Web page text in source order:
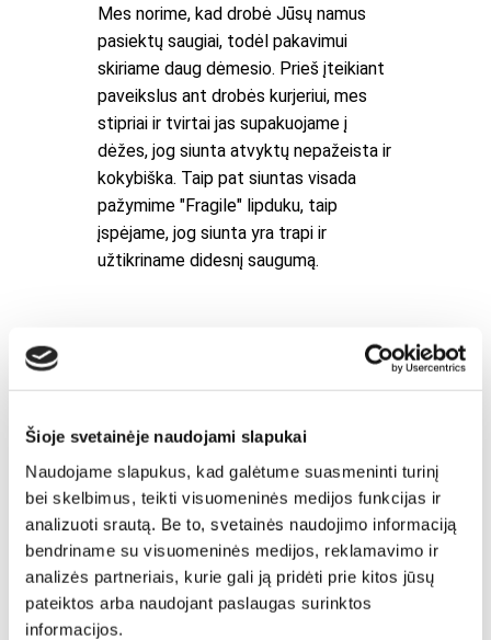
Šioje svetainėje naudojami slapukai
Naudojame slapukus, kad galėtume suasmeninti turinį
bei skelbimus, teikti visuomeninės medijos funkcijas ir
analizuoti srautą. Be to, svetainės naudojimo informaciją
bendriname su visuomeninės medijos, reklamavimo ir
analizės partneriais, kurie gali ją pridėti prie kitos jūsų
pateiktos arba naudojant paslaugas surinktos
informacijos.
Mes norime, kad drobė Jūsų namus
pasiektų saugiai, todėl pakavimui
skiriame daug dėmesio. Prieš įteikiant
paveikslus ant drobės kurjeriui, mes
stipriai ir tvirtai jas supakuojame į
dėžes, jog siunta atvyktų nepažeista ir
kokybiška. Taip pat siuntas visada
pažymime "Fragile" lipduku, taip
įspėjame, jog siunta yra trapi ir
užtikriname didesnį saugumą.